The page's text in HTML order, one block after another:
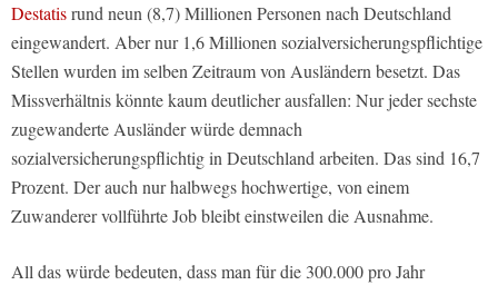
Destatisrund neun (8,7) Millionen Personen nach Deutschland
eingewandert. Aber nur 1,6 Millionen sozialversicherungspflichtige
Stellen wurden im selben Zeitraum von Ausländern besetzt. Das
Missverhältnis könnte kaum deutlicher ausfallen: Nur jeder sechste
zugewanderte Ausländer würde demnach
sozialversicherungspflichtig in Deutschland arbeiten. Das sind 16,7
Prozent. Der auch nur halbwegs hochwertige, von einem
Zuwanderer vollführte Job bleibt einstweilen die Ausnahme.
All das würde bedeuten, dass man für die 300.000 pro Jahr